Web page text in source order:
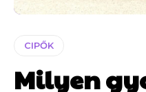
CIPŐK
Milyen